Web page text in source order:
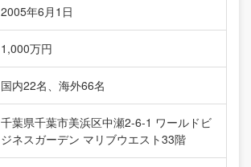
2005年6月1日
1,000万円
国内22名、海外66名
千葉県千葉市美浜区中瀬2-6-1 ワールドビ
ジネスガーデン マリブウエスト33階